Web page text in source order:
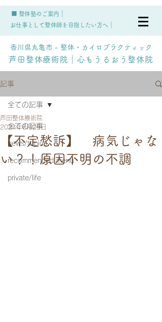
■ 整体塾のご案内｜
お仕事として整体師を目指したい方へ｜
香川県丸亀市 - 整体・カイロプラクティック
芦田整体療術院｜心もうるおう整体院
記事
全ての記事
news/topics
recommended menu
private/life
全ての記事
【不定愁訴】 病気じゃな
い？！原因不明の不調
芦田整体療術院
2024年6月25日